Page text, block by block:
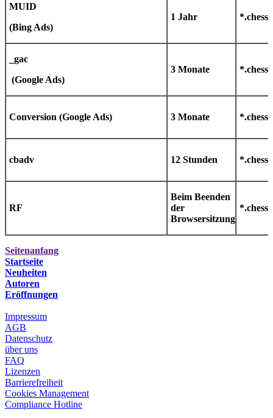
MUID
(Bing Ads)
1 Jahr
_gac
(Google Ads)
3 Monate
Conversion (Google Ads) 3 Monate
cbadv 12 Stunden
RF
Beim Beenden
der
Browsersitzung
Seitenanfang
Startseite
Neuheiten
Autoren
Eröffnungen
Impressum
AGB
Datenschutz
über uns
FAQ
Lizenzen
Barrierefreiheit
Cookies Management
Compliance Hotline